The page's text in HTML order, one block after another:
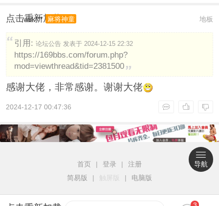
点击重新加载 地板
wsk*** 麻将神童
引用: 论坛公告 发表于 2024-12-15 22:32
https://169bbs.com/forum.php?
mod=viewthread&tid=2381500
感谢大佬，非常感谢。谢谢大佬
2024-12-17 00:47:36
首页 | 登录 |
注册
简易版
| 触屏版 | 电脑版
导航